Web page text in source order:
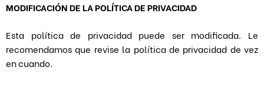
MODIFICACIÓN DE LA POLÍTICA DE PRIVACIDAD
Esta política de privacidad puede ser modificada. Le
recomendamos que revise la política de privacidad de vez
en cuando.